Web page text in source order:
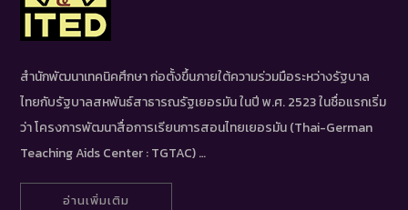
สำนักพัฒนาเทคนิคศึกษา ก่อตั้งขึ้นภายใต้ความร่วมมือระหว่างรัฐบาล
ไทยกับรัฐบาลสหพันธ์สาธารณรัฐเยอรมัน ในปี พ.ศ. 2523 ในชื่อแรกเริ่ม
ว่า โครงการพัฒนาสื่อการเรียนการสอนไทยเยอรมัน (Thai-German
Teaching Aids Center : TGTAC) …
อ่านเพิ่มเติม